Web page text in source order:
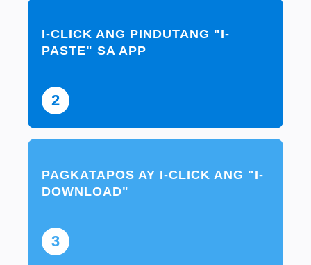
2
I-CLICK ANG PINDUTANG "I-
PASTE" SA APP
3
PAGKATAPOS AY I-CLICK ANG "I-
DOWNLOAD"